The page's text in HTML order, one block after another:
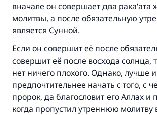
вначале он совершает два рака‘ата
молитвы, а после обязательную
является Сунной.
Если он совершит её после
совершит её после восхода солнца,
нет ничего плохого. Однако, лучше и
предпочтительнее начать с того, с
пророк, да благословит его Аллах и
когда пропустил утреннюю молитву
Ответ № 110845 помог
брак.
Помогите нам предоставить
Посланник Аллаха, мир